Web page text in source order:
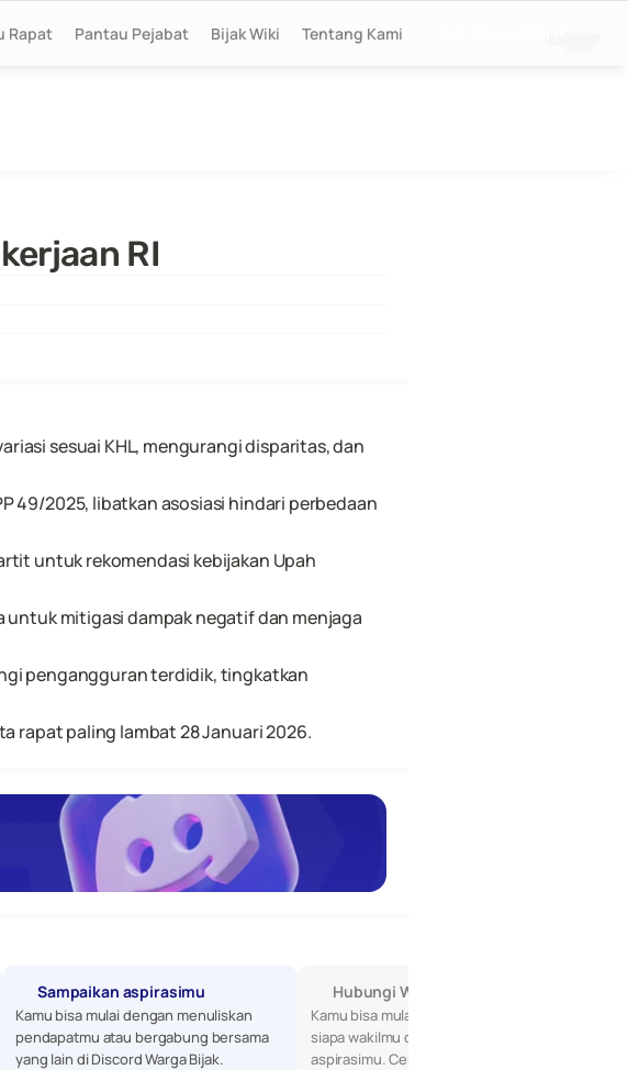
RI
sesuai KHL, mengurangi disparitas, dan
49/2025, libatkan asosiasi hindari perbedaan
untuk rekomendasi kebijakan Upah
untuk mitigasi dampak negatif dan menjaga
pengangguran terdidik, tingkatkan
rapat paling lambat 28 Januari 2026.
Sampaikan aspirasimu
Kamu bisa mulai dengan menuliskan
pendapatmu atau bergabung bersama
yang lain di Discord Warga Bijak.
Hubungi Wakilmu di DPR
Kamu bisa mulai dengan mencari tahu
siapa wakilmu di DPR, lalu sampaikan
aspirasimu. Cek profil mereka di sini!
Rapat Pantau Pejabat Bijak Wiki Tentang Kami